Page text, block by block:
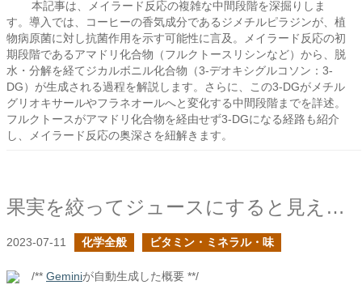
本記事は、メイラード反応の複雑な中間段階を深掘りしま
す。導入では、コーヒーの香気成分であるジメチルピラジンが、植
物病原菌に対し抗菌作用を示す可能性に言及。メイラード反応の初
期段階であるアマドリ化合物（フルクトースリシンなど）から、脱
水・分解を経てジカルボニル化合物（3-デオキシグルコソン：3-
DG）が生成される過程を解説します。さらに、この3-DGがメチル
グリオキサールやフラネオールへと変化する中間段階までを詳述。
フルクトースがアマドリ化合物を経由せず3-DGになる経路も紹介
し、メイラード反応の奥深さを紐解きます。
果実を絞ってジュースにすると見えてくる化学反応と物質の変化
2023-07-11 化学全般 ビタミン・ミネラル・味
/** Geminiが自動生成した概要 **/